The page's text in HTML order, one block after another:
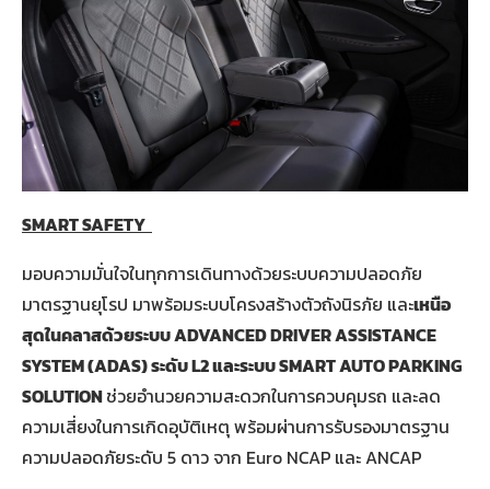
SMART SAFETY
มอบความมั่นใจในทุกการเดินทางด้วยระบบความปลอดภัย
มาตรฐานยุโรป มาพร้อมระบบโครงสร้างตัวถังนิรภัย และเหนือ
สุดในคลาสด้วยระบบADVANCED DRIVER ASSISTANCE
SYSTEM (ADAS) ระดับ L2 และระบบ SMART AUTO PARKING
SOLUTIONช่วยอำนวยความสะดวกในการควบคุมรถ และลด
ความเสี่ยงในการเกิดอุบัติเหตุ พร้อมผ่านการรับรองมาตรฐาน
ความปลอดภัยระดับ 5 ดาว จาก Euro NCAP และ ANCAP